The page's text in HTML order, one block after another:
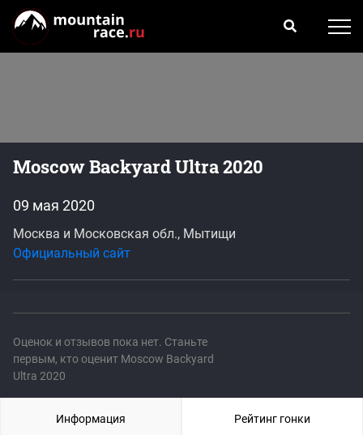
Moscow Backyard Ultra 2020
Оценок и отзывов пока нет. Станьте
первым, кто оценит Moscow Backyard
Ultra 2020
09 мая 2020
Москва и Московская обл., Мытищи
Официальный сайт
Информация Рейтинг гонки